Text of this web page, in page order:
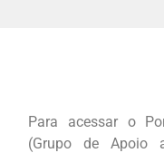
Para acessar o
(Grupo de Apoio